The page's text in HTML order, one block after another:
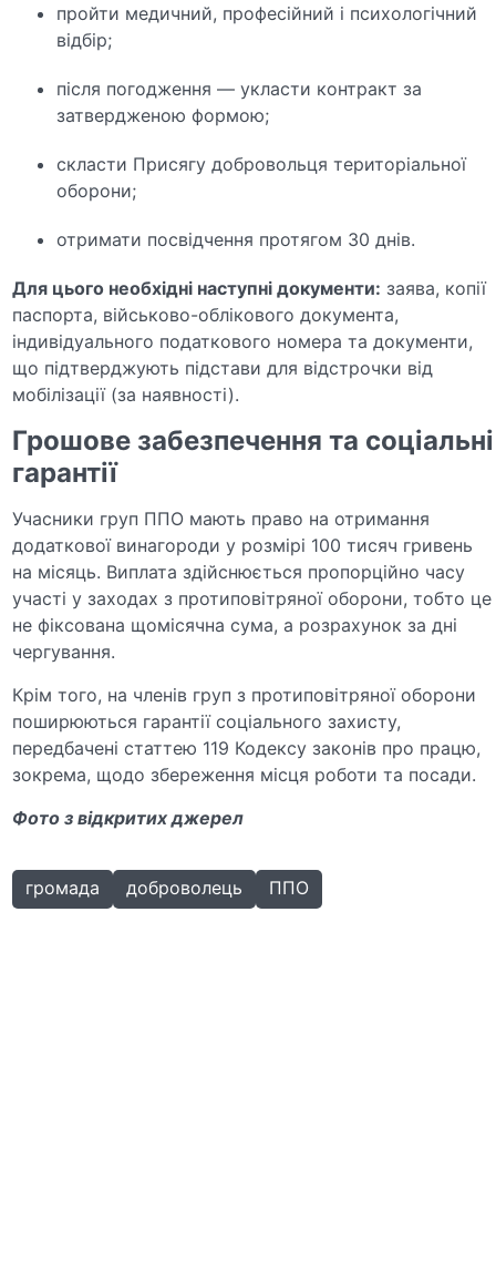
пройти медичний, професійний і психологічний
відбір;
після погодження — укласти контракт за
затвердженою формою;
скласти Присягу добровольця територіальної
оборони;
отримати посвідчення протягом 30 днів.
Для цього необхідні наступні документи: заява, копії
паспорта, військово-облікового документа,
індивідуального податкового номера та документи,
що підтверджують підстави для відстрочки від
мобілізації (за наявності).
Грошове забезпечення та соціальні
гарантії
Учасники груп ППО мають право на отримання
додаткової винагороди у розмірі 100 тисяч гривень
на місяць. Виплата здійснюється пропорційно часу
участі у заходах з протиповітряної оборони, тобто це
не фіксована щомісячна сума, а розрахунок за дні
чергування.
Крім того, на членів груп з протиповітряної оборони
поширюються гарантії соціального захисту,
передбачені статтею 119 Кодексу законів про працю,
зокрема, щодо збереження місця роботи та посади.
Фото з відкритих джерел
громада доброволець ППО